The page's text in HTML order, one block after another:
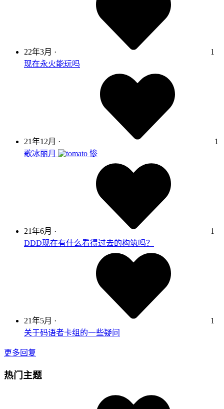
22年3月 ·
1
现在永火能玩吗
21年12月 ·
1
歌冰丽月
惨
21年6月 ·
1
DDD现在有什么看得过去的构筑吗？
21年5月 ·
1
关于码语者卡组的一些疑问
更多回复
热门主题